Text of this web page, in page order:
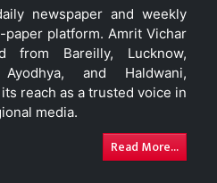
newspaper and weekly
platform. Amrit Vichar
from Bareilly, Lucknow,
and Haldwani,
reach as a trusted voice in
media.
Read More...